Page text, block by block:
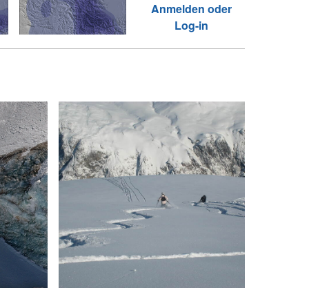
Anmelden oder
Log-in